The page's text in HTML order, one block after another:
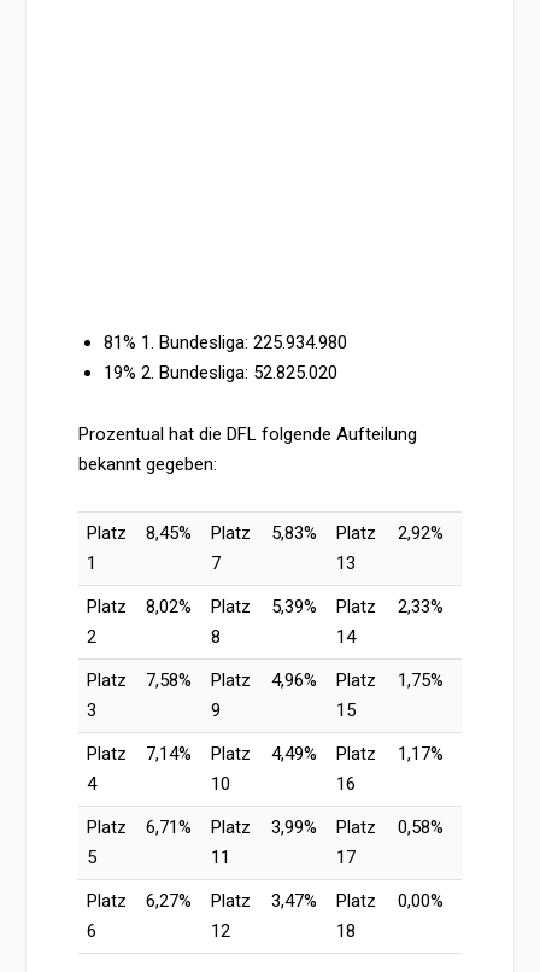
81% 1. Bundesliga: 225.934.980
19% 2. Bundesliga: 52.825.020
Prozentual hat die DFL folgende Aufteilung
bekannt gegeben:
Platz
1
8,45%
Platz
7
5,83%
Platz
13
2,92%
Platz
2
8,02%
Platz
8
5,39%
Platz
14
2,33%
Platz
3
7,58%
Platz
9
4,96%
Platz
15
1,75%
Platz
4
7,14%
Platz
10
4,49%
Platz
16
1,17%
Platz
5
6,71%
Platz
11
3,99%
Platz
17
0,58%
Platz
6
6,27%
Platz
12
3,47%
Platz
18
0,00%